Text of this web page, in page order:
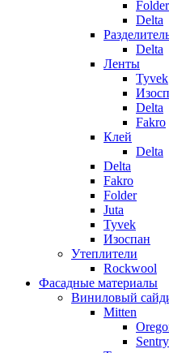
Folder
Delta
Delta
Ленты
Tyvek
Delta
Fakro
Клей
Delta
Delta
Fakro
Folder
Juta
Tyvek
Изоспан
Утеплители
Rockwool
Фасадные материалы
Виниловый
Mitten
Sentry